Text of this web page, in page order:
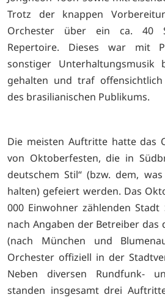
Trotz der knappen
Orchester über ein ca. 40
Repertoire. Dieses war mit
sonstiger Unterhaltungsmusik
gehalten und traf
des brasilianischen Publikums.
Die meisten Auftritte hatte das
von Oktoberfesten, die in
deutschem Stil“ (bzw. dem,
halten) gefeiert werden. Das
000 Einwohner zählenden
nach Angaben der Betreiber
(nach München und
Orchester offiziell in der
Neben diversen Rundfunk-
standen insgesamt drei